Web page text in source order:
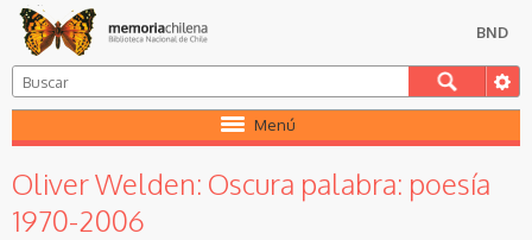
BND
Menú
Oliver Welden: Oscura palabra: poesía
1970-2006